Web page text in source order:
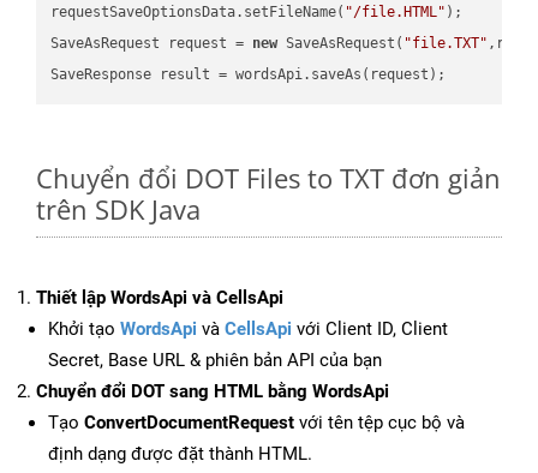
requestSaveOptionsData.setFileName( "/file.HTML" );
SaveAsRequest request = new SaveAsRequest( "file.TXT"
Chuyển đổi DOT Files to TXT đơn giản
trên SDK Java
Thiết lập WordsApi và CellsApi
Khởi tạo WordsApi và CellsApi với Client ID, Client
Secret, Base URL & phiên bản API của bạn
Chuyển đổi DOT sang HTML bằng WordsApi
Tạo ConvertDocumentRequest với tên tệp cục bộ và
định dạng được đặt thành HTML.